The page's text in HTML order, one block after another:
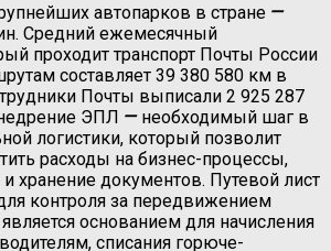
автопарков в стране —
Средний ежемесячный
проходит транспорт Почты России
составляет 39 380 580 км в
Почты выписали 2 925 287
ЭПЛ — необходимый шаг в
логистики, который позволит
расходы на бизнес-процессы,
хранение документов. Путевой лист
контроля за передвижением
основанием для начисления
списания горюче-